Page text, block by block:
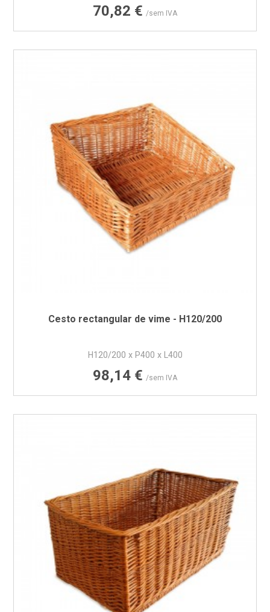
Preço
70,82 € /sem IVA
Cesto rectangular de vime - H120/200
H120/200 x P400 x L400
Preço
98,14 € /sem IVA